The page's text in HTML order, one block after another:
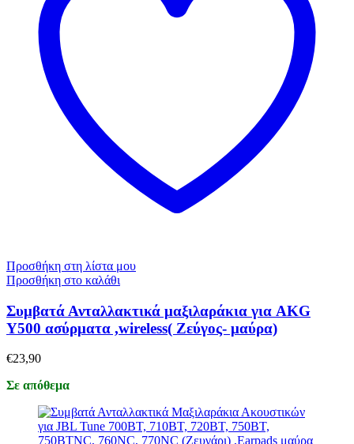
Προσθήκη στη λίστα μου
Προσθήκη στο καλάθι
Συμβατά Ανταλλακτικά μαξιλαράκια για AKG
Y500 ασύρματα ,wireless( Ζεύγος- μαύρα)
€23,90
Σε απόθεμα